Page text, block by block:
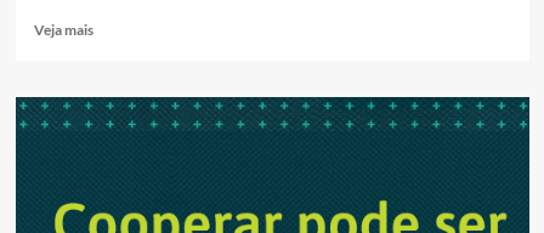
Veja maisRead
Onça-
pintada
primeira